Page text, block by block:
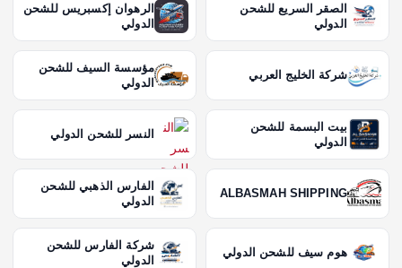
الصقر السريع للشحن
الدولي
الرهوان إكسبريس للشحن
الدولي
شركة الخليج العربي
مؤسسة السيف للشحن
الدولي
بيت البسمة للشحن
الدولي
النسر للشحن الدولي
ALBASMAH SHIPPING
الفارس الذهبي للشحن
الدولي
هوم سيف للشحن الدولي
شركة الفارس للشحن
الدولي